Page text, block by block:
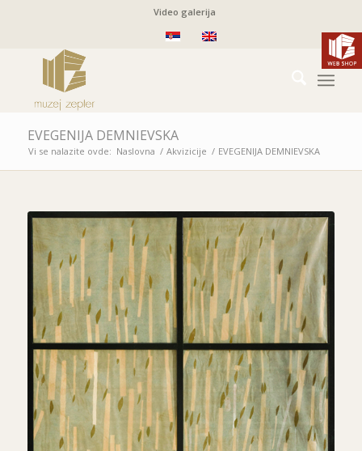
Video galerija
EVEGENIJA DEMNIEVSKA
Vi se nalazite ovde: Naslovna / Akvizicije / EVEGENIJA DEMNIEVSKA